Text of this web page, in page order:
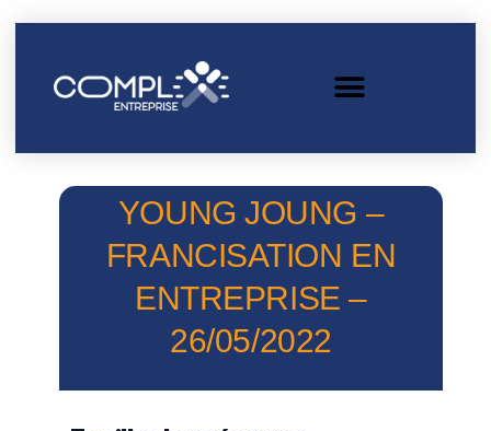
YOUNG JOUNG –
FRANCISATION EN
ENTREPRISE –
26/05/2022